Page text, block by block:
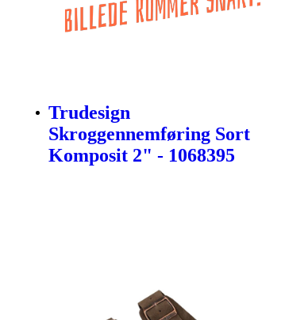
Trudesign
Skroggennemføring Sort
Komposit 2" - 1068395